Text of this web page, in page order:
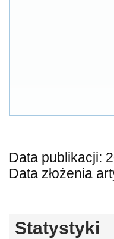
Data publikacji:
Data złożenia
Statystyki